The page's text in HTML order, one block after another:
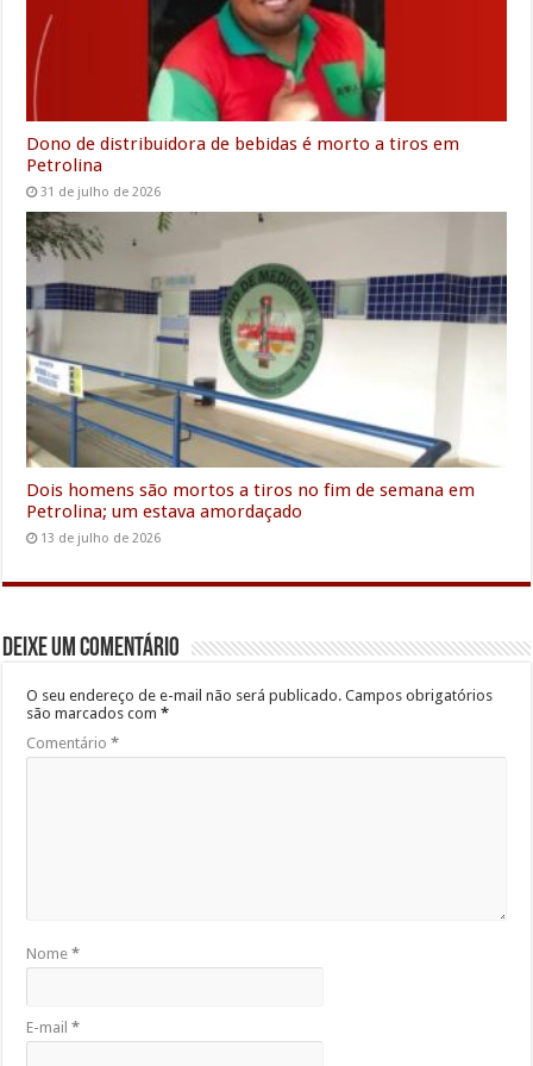
Dono de distribuidora de bebidas é morto a tiros em
Petrolina
31 de julho de 2026
Dois homens são mortos a tiros no fim de semana em
Petrolina; um estava amordaçado
13 de julho de 2026
Deixe um comentário
O seu endereço de e-mail não será publicado. Campos obrigatórios
são marcados com*
Comentário*
Nome*
E-mail*